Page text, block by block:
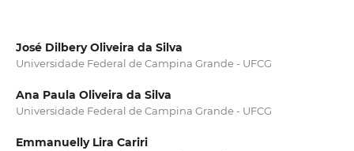
José Dilbery Oliveira da Silva
Universidade Federal de Campina Grande - UFCG
Ana Paula Oliveira da Silva
Universidade Federal de Campina Grande - UFCG
Emmanuelly Lira Cariri